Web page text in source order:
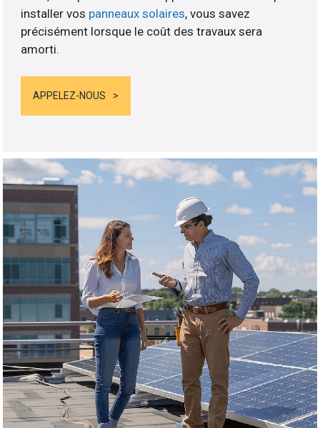
installer vos panneaux solaires, vous savez
précisément lorsque le coût des travaux sera
amorti.
APPELEZ-NOUS